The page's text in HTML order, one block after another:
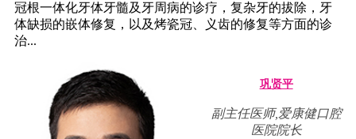
冠根一体化牙体牙髓及牙周病的诊疗，复杂牙的拔除，牙
体缺损的嵌体修复，以及烤瓷冠、义齿的修复等方面的诊
治...
巩贤平
副主任医师,爱康健口腔
医院院长